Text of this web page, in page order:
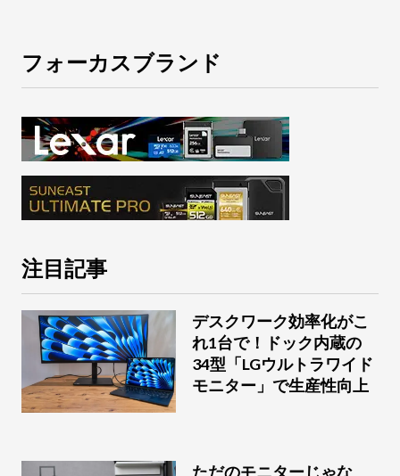
フォーカスブランド
注目記事
デスクワーク効率化がこ
れ1台で！ドック内蔵の
34型「LGウルトラワイド
モニター」で生産性向上
ただのモニターじゃな